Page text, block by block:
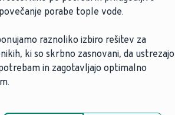
porabe tople vode.
raznoliko izbiro rešitev za
ki so skrbno zasnovani, da ustrezajo
in zagotavljajo optimalno